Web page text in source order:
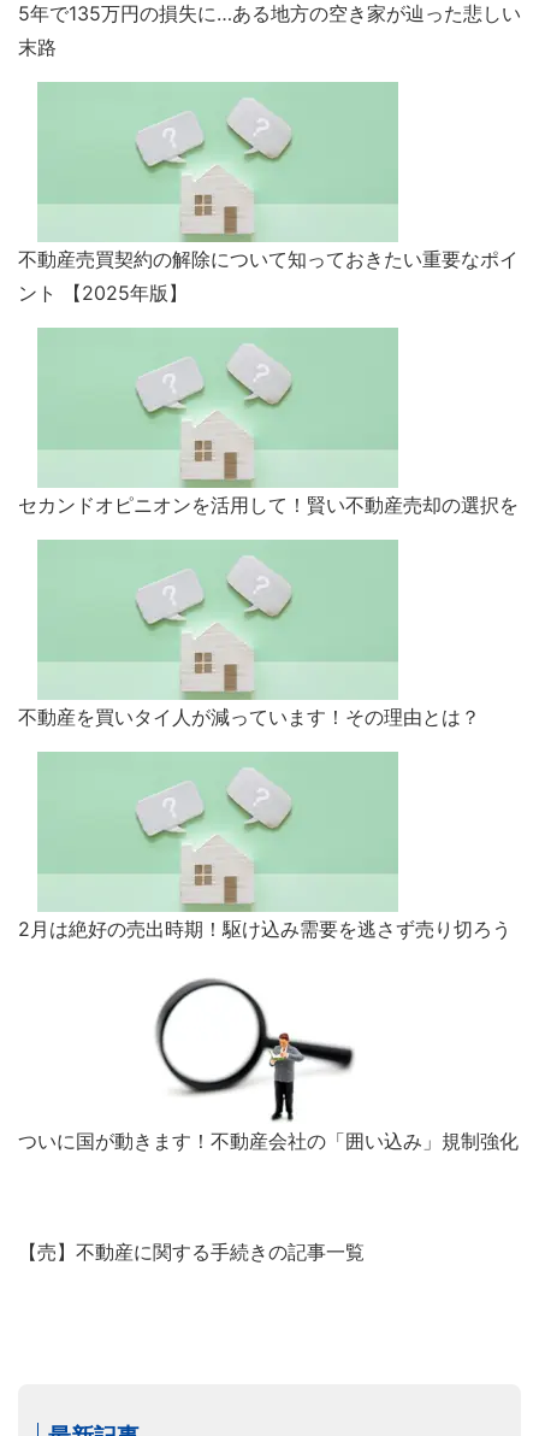
5年で135万円の損失に…ある地方の空き家が辿った悲しい
末路
不動産売買契約の解除について知っておきたい重要なポイ
ント 【2025年版】
セカンドオピニオンを活用して！賢い不動産売却の選択を
不動産を買いタイ人が減っています！その理由とは？
2月は絶好の売出時期！駆け込み需要を逃さず売り切ろう
ついに国が動きます！不動産会社の「囲い込み」規制強化
【売】不動産に関する手続きの記事一覧